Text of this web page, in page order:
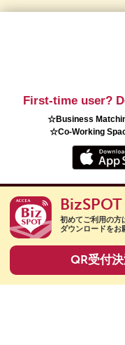
First-time user?
☆Business
☆Co-Working
Copyright(C) 2026
BizSPOT
初めてご利用の方
ダウンロードをお
QR受付